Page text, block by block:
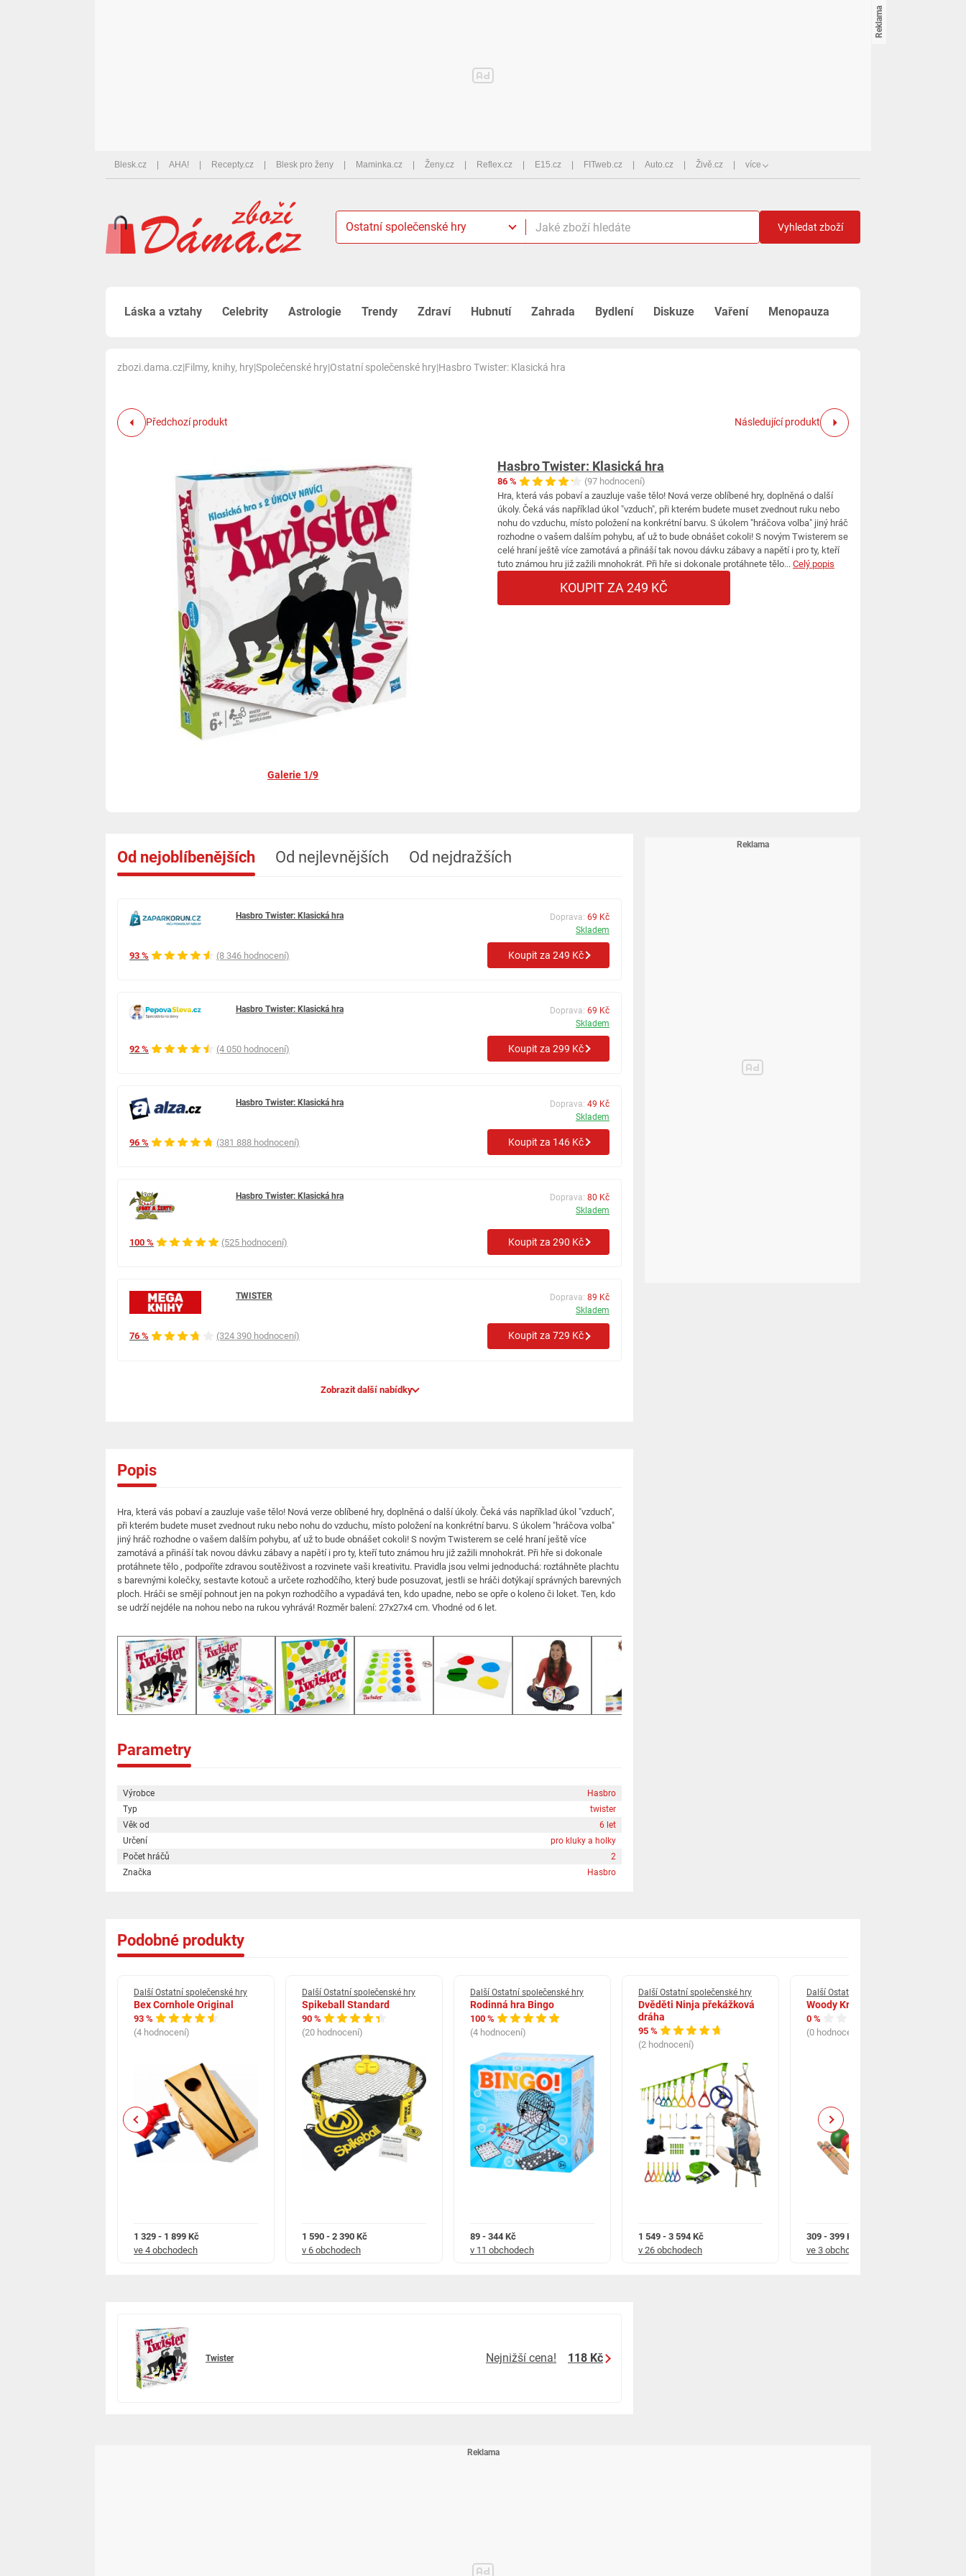
Blesk.cz AHA! Recepty.cz Blesk pro ženy Maminka.cz Ženy.cz Reflex.cz E15.cz FITweb.cz Auto.cz Živě.cz více
Ostatní společenské hry Vyhledat zboží
Láska a vztahy Celebrity Astrologie Trendy Zdraví Hubnutí Zahrada Bydlení Diskuze Vaření Menopauza
zbozi.dama.cz|Filmy, knihy, hry|Společenské hry|Ostatní společenské hry|Hasbro Twister: Klasická hra
Předchozí produkt Následující produkt
Galerie 1/9
Hasbro Twister: Klasická hra
86 %
(97 hodnocení)
Hra, která vás pobaví a zauzluje vaše tělo! Nová verze oblíbené hry, doplněná o další
úkoly. Čeká vás například úkol "vzduch", při kterém budete muset zvednout ruku nebo
nohu do vzduchu, místo položení na konkrétní barvu. S úkolem "hráčova volba" jiný hráč
rozhodne o vašem dalším pohybu, ať už to bude obnášet cokoli! S novým Twisterem se
celé hraní ještě více zamotává a přináší tak novou dávku zábavy a napětí i pro ty, kteří
tuto známou hru již zažili mnohokrát. Při hře si dokonale protáhnete tělo... Celý popis
KOUPIT ZA 249 KČ
Od nejoblíbenějších Od nejlevnějších Od nejdražších
93 % (8 346 hodnocení)
Hasbro Twister: Klasická hra Doprava: 69 Kč
Skladem
Koupit za 249 Kč
92 % (4 050 hodnocení)
Hasbro Twister: Klasická hra Doprava: 69 Kč
Skladem
Koupit za 299 Kč
96 % (381 888 hodnocení)
Hasbro Twister: Klasická hra Doprava: 49 Kč
Skladem
Koupit za 146 Kč
100 % (525 hodnocení)
Hasbro Twister: Klasická hra Doprava: 80 Kč
Skladem
Koupit za 290 Kč
76 % (324 390 hodnocení)
TWISTER Doprava: 89 Kč
Skladem
Koupit za 729 Kč
Zobrazit další nabídky
Popis
Hra, která vás pobaví a zauzluje vaše tělo! Nová verze oblíbené hry, doplněná o další úkoly. Čeká vás například úkol "vzduch",
při kterém budete muset zvednout ruku nebo nohu do vzduchu, místo položení na konkrétní barvu. S úkolem "hráčova volba"
jiný hráč rozhodne o vašem dalším pohybu, ať už to bude obnášet cokoli! S novým Twisterem se celé hraní ještě více
zamotává a přináší tak novou dávku zábavy a napětí i pro ty, kteří tuto známou hru již zažili mnohokrát. Při hře si dokonale
protáhnete tělo , podpoříte zdravou soutěživost a rozvinete vaši kreativitu. Pravidla jsou velmi jednoduchá: roztáhněte plachtu
s barevnými kolečky, sestavte kotouč a určete rozhodčího, který bude posuzovat, jestli se hráči dotýkají správných barevných
ploch. Hráči se smějí pohnout jen na pokyn rozhodčího a vypadává ten, kdo upadne, nebo se opře o koleno či loket. Ten, kdo
se udrží nejdéle na nohou nebo na rukou vyhrává! Rozměr balení: 27x27x4 cm. Vhodné od 6 let.
Parametry
Výrobce
Hasbro
Typ
twister
Věk od
6 let
Určení
pro kluky a holky
Počet hráčů
2
Značka
Hasbro
Podobné produkty
Další Ostatní společenské hry
Bex Cornhole Original
93 %
(4 hodnocení)
1 329 - 1 899 Kč
ve 4 obchodech
Další Ostatní společenské hry
Spikeball Standard
90 %
(20 hodnocení)
1 590 - 2 390 Kč
v 6 obchodech
Další Ostatní společenské hry
Rodinná hra Bingo
100 %
(4 hodnocení)
89 - 344 Kč
v 11 obchodech
Další Ostatní společenské hry
Dvěděti Ninja překážková
dráha
95 %
(2 hodnocení)
1 549 - 3 594 Kč
v 26 obchodech
Další Ostatní společenské hry
Woody Kroket zahradní
0 %
(0 hodnocení)
309 - 399 Kč
ve 3 obchodech
Previous Next
Twister Nejnižší cena! 118 Kč